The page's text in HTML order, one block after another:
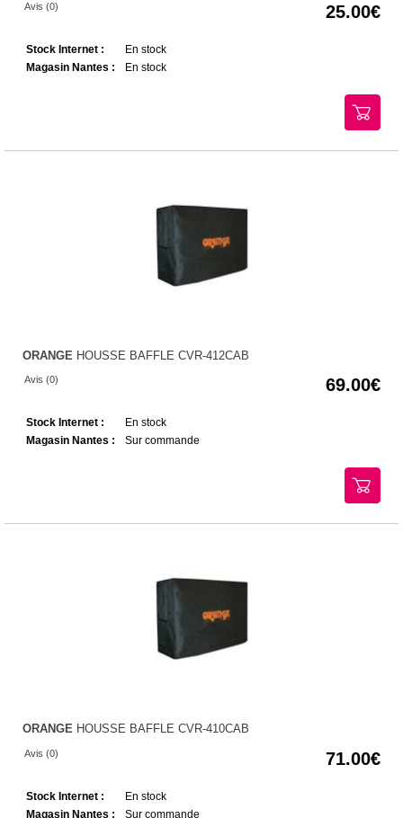
Avis (0) 25.00
Stock Internet :
En stock
Magasin Nantes :
En stock
ORANGE HOUSSE BAFFLE CVR-412CAB
Avis (0) 69.00
Stock Internet :
En stock
Magasin Nantes :
Sur commande
ORANGE HOUSSE BAFFLE CVR-410CAB
Avis (0) 71.00
Stock Internet :
En stock
Magasin Nantes :
Sur commande